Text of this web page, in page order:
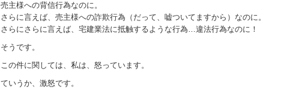
売主様への背信行為なのに。
さらに言えば、売主様への詐欺行為（だって、嘘ついてますから）なのに。
さらにさらに言えば、宅建業法に抵触するような行為…違法行為なのに！
そうです。
この件に関しては、私は、怒っています。
ていうか、激怒です。